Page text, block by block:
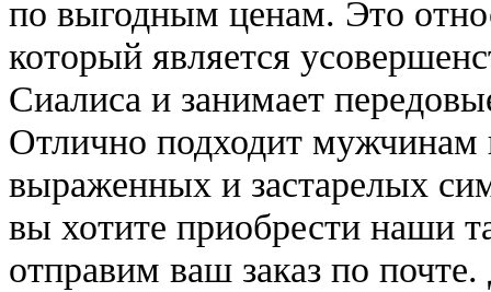
по выгодным ценам. Это
который является
Сиалиса и занимает
Отлично подходит мужчинам
выраженных и застарелых
вы хотите приобрести наши
отправим ваш заказ по